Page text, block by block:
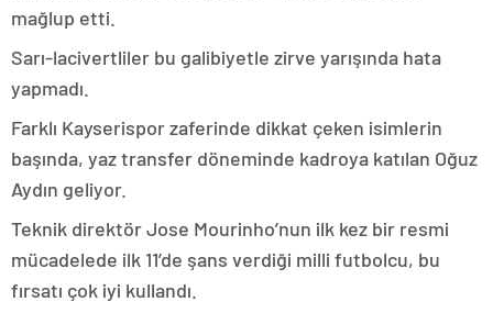
mağlup etti.
Sarı-lacivertliler bu galibiyetle zirve yarışında hata
yapmadı.
Farklı Kayserispor zaferinde dikkat çeken isimlerin
başında, yaz transfer döneminde kadroya katılan Oğuz
Aydın geliyor.
Teknik direktör Jose Mourinho’nun ilk kez bir resmi
mücadelede ilk 11’de şans verdiği milli futbolcu, bu
fırsatı çok iyi kullandı.